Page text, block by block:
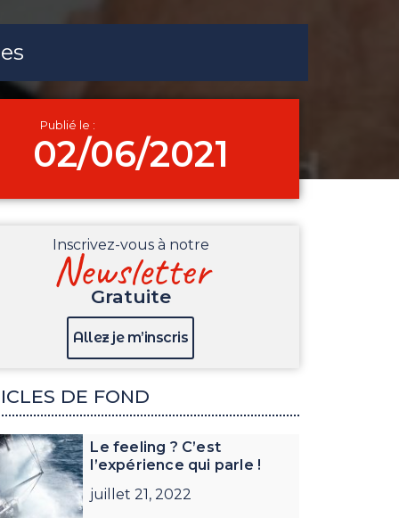
Publié le :
02/06/2021
Inscrivez-vous à notre
Newsletter
Gratuite
Allez je m’inscris
DE FOND
Le feeling ? C’est
l’expérience qui parle !
juillet 21, 2022